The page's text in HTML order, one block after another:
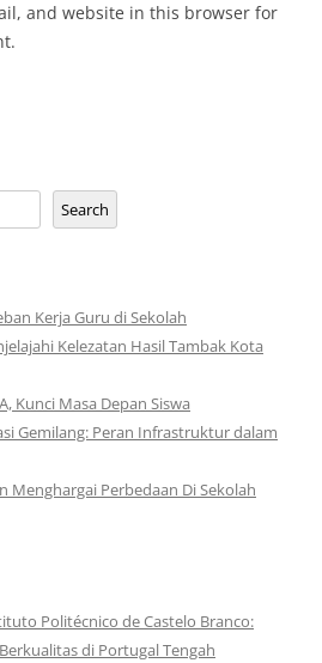
and website in this browser for
Search
Kerja Guru di Sekolah
Kelezatan Hasil Tambak Kota
Kunci Masa Depan Siswa
Gemilang: Peran Infrastruktur dalam
Menghargai Perbedaan Di Sekolah
Politécnico de Castelo Branco:
di Portugal Tengah